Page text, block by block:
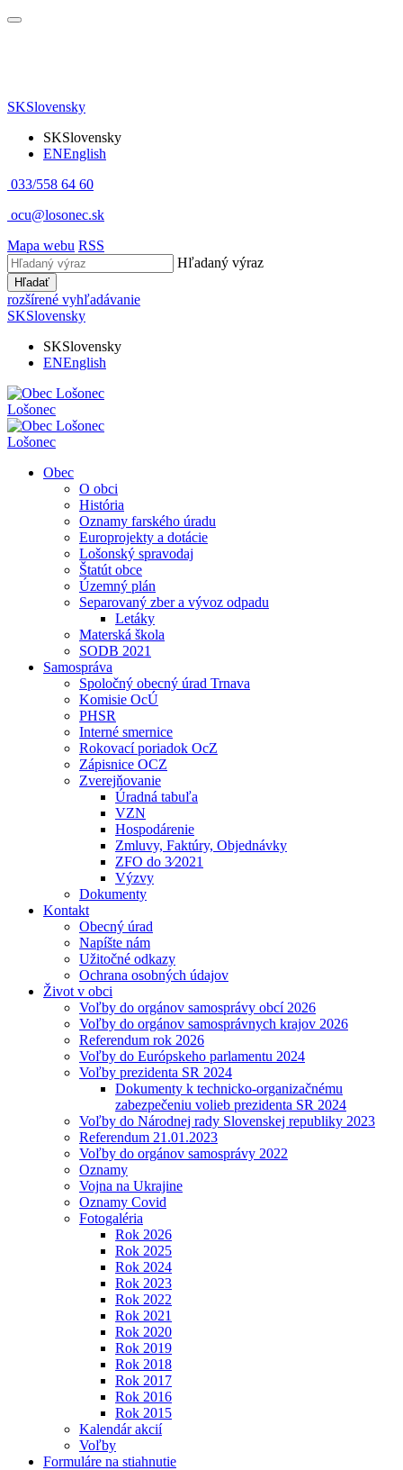
SKSlovensky
SKSlovensky
ENEnglish
033/558 64 60
ocu@losonec.sk
Mapa webu RSS
Hľadaný výraz
Hľadať
rozšírené vyhľadávanie
SKSlovensky
SKSlovensky
ENEnglish
Lošonec
Lošonec
Obec
O obci
História
Oznamy farského úradu
Europrojekty a dotácie
Lošonský spravodaj
Štatút obce
Územný plán
Separovaný zber a vývoz odpadu
Letáky
Materská škola
SODB 2021
Samospráva
Spoločný obecný úrad Trnava
Komisie OcÚ
PHSR
Interné smernice
Rokovací poriadok OcZ
Zápisnice OCZ
Zverejňovanie
Úradná tabuľa
VZN
Hospodárenie
Zmluvy, Faktúry, Objednávky
ZFO do 3⁄2021
Výzvy
Dokumenty
Kontakt
Obecný úrad
Napíšte nám
Užitočné odkazy
Ochrana osobných údajov
Život v obci
Voľby do orgánov samosprávy obcí 2026
Voľby do orgánov samosprávnych krajov 2026
Referendum rok 2026
Voľby do Európskeho parlamentu 2024
Voľby prezidenta SR 2024
Dokumenty k technicko-organizačnému
zabezpečeniu volieb prezidenta SR 2024
Voľby do Národnej rady Slovenskej republiky 2023
Referendum 21.01.2023
Voľby do orgánov samosprávy 2022
Oznamy
Vojna na Ukrajine
Oznamy Covid
Fotogaléria
Rok 2026
Rok 2025
Rok 2024
Rok 2023
Rok 2022
Rok 2021
Rok 2020
Rok 2019
Rok 2018
Rok 2017
Rok 2016
Rok 2015
Kalendár akcií
Voľby
Formuláre na stiahnutie